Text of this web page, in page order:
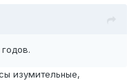
изумительные,